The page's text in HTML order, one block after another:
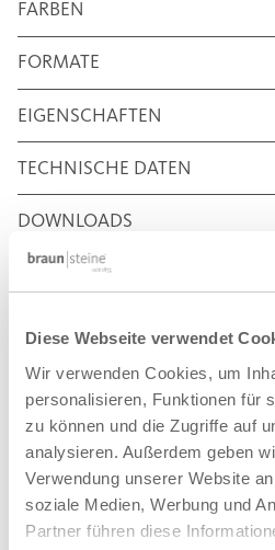
Diese Webseite verwendet
Wir verwenden Cookies, um
personalisieren, Funktionen für
zu können und die Zugriffe auf
analysieren. Außerdem geben
Verwendung unserer Website
soziale Medien, Werbung und
Partner führen diese
FARBEN
FORMATE
EIGENSCHAFTEN
TECHNISCHE DATEN
DOWNLOADS
AUF DIE MERKLISTE